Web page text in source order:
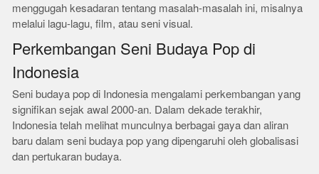
menggugah kesadaran tentang masalah-masalah ini, misalnya
melalui lagu-lagu, film, atau seni visual.
Perkembangan Seni Budaya Pop di
Indonesia
Seni budaya pop di Indonesia mengalami perkembangan yang
signifikan sejak awal 2000-an. Dalam dekade terakhir,
Indonesia telah melihat munculnya berbagai gaya dan aliran
baru dalam seni budaya pop yang dipengaruhi oleh globalisasi
dan pertukaran budaya.